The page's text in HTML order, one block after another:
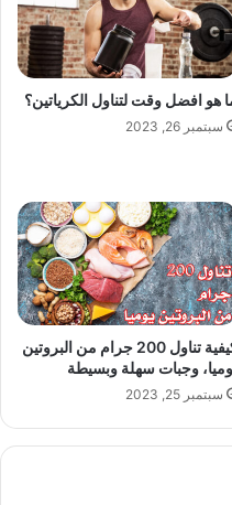
هو افضل وقت لتناول الكرياتين؟
سبتمبر 26, 2023
كيفية تناول 200 جرام من البروتين
وجبات سهلة وبسيطة
سبتمبر 25, 2023